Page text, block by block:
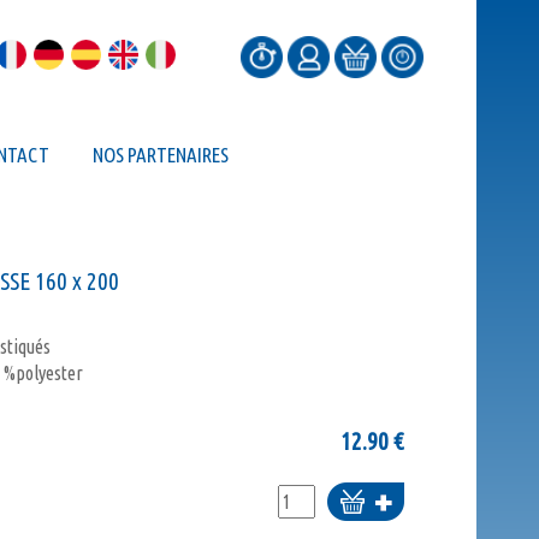
NOS PARTENAIRES
160 x 200
%polyester
12.90€
Ajouter
au